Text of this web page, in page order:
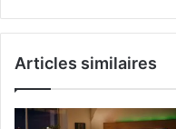
Articles similaires